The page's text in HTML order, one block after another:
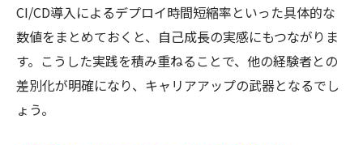
CI/CD導入によるデプロイ時間短縮率といった具体的な
数値をまとめておくと、自己成長の実感にもつながりま
す。こうした実践を積み重ねることで、他の経験者との
差別化が明確になり、キャリアアップの武器となるでし
ょう。